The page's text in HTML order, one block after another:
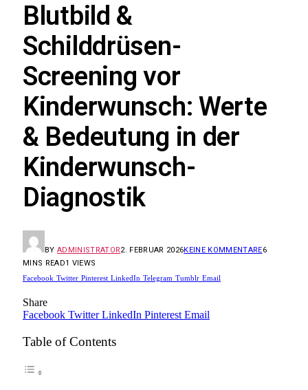
Blutbild &
Schilddrüsen-
Screening vor
Kinderwunsch: Werte
& Bedeutung in der
Kinderwunsch-
Diagnostik
BY ADMINISTRATOR2. FEBRUAR 2026KEINE KOMMENTARE6
MINS READ1 VIEWS
Facebook Twitter Pinterest LinkedIn Telegram Tumblr Email
Share
Facebook Twitter LinkedIn Pinterest Email
Table of Contents